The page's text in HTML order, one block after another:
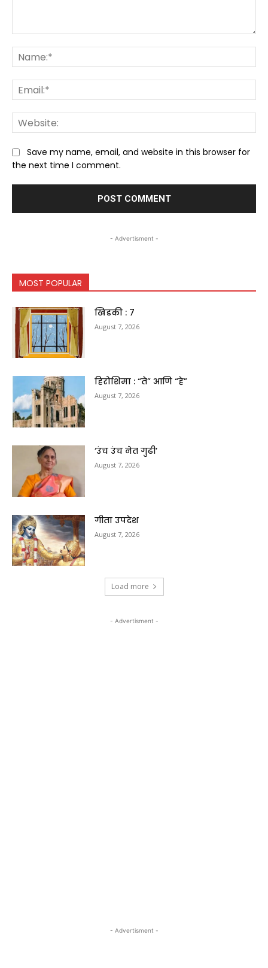
Save my name, email, and website in this browser for
the next time I comment.
- Advertisment -
MOST POPULAR
खिडकी : 7
August 7, 2026
हिरोशिमा : “ते” आणि “हे”
August 7, 2026
‘उंच उंच नेत गुढी’
August 7, 2026
गीता उपदेश
August 7, 2026
Load more
- Advertisment -
- Advertisment -